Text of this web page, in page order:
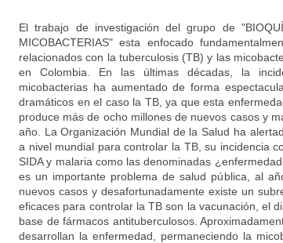
El trabajo de investigación del grupo de
MICOBACTERIAS" esta enfocado
relacionados con la tuberculosis (TB) y las
en Colombia. En las últimas décadas, la
micobacterias ha aumentado de forma
dramáticos en el caso la TB, ya que esta
produce más de ocho millones de nuevos casos y
año. La Organización Mundial de la Salud ha
a nivel mundial para controlar la TB, su incidencia
SIDA y malaria como las denominadas
es un importante problema de salud pública, al
nuevos casos y desafortunadamente existe un
eficaces para controlar la TB son la vacunación, el
base de fármacos antituberculosos.
desarrollan la enfermedad, permaneciendo la